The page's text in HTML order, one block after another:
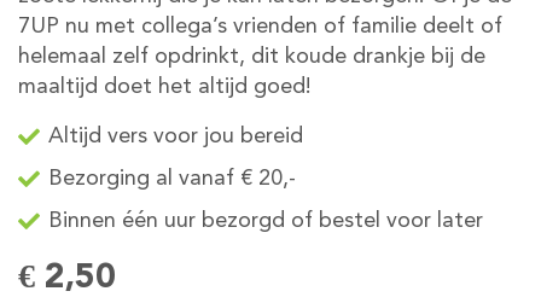
7UP nu met collega’s vrienden of familie deelt of
helemaal zelf opdrinkt, dit koude drankje bij de
maaltijd doet het altijd goed!
Altijd vers voor jou bereid
Bezorging al vanaf € 20,-
Binnen één uur bezorgd of bestel voor later
€ 2,50